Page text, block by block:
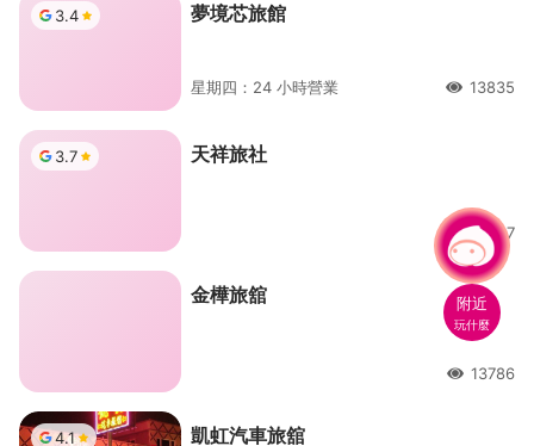
機捷A15 大園站 機捷A19 桃園體育園區站
桃園國際機場 高鐵桃園站 機捷A12 第一航廈站
桃園火車站
3.4 夢境芯旅館
星期四：24 小時營業 人氣13835
3.7 天祥旅社
人氣13827
金樺旅舘
人氣13786
4.1 凱虹汽車旅舘
附近
玩什麼